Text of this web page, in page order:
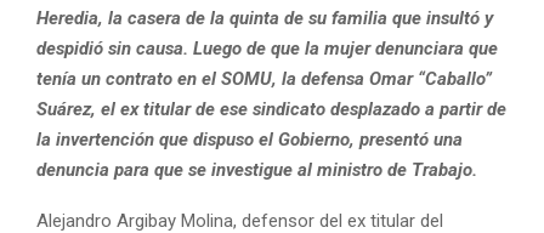
Heredia, la casera de la quinta de su familia que insultó y
despidió sin causa. Luego de que la mujer denunciara que
tenía un contrato en el SOMU, la defensa Omar “Caballo”
Suárez, el ex titular de ese sindicato desplazado a partir de
la invertención que dispuso el Gobierno, presentó una
denuncia para que se investigue al ministro de Trabajo.
Alejandro Argibay Molina, defensor del ex titular del